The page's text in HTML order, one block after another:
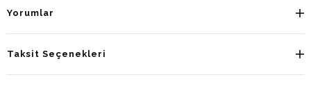
Yorumlar
Taksit Seçenekleri